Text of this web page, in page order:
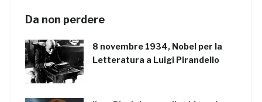
Da non perdere
8 novembre 1934, Nobel per la
Letteratura a Luigi Pirandello